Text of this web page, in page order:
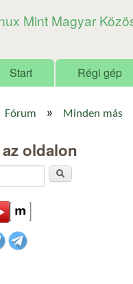
Mint Magyar
Start Régi gép
Fórum » Minden más
oldalon